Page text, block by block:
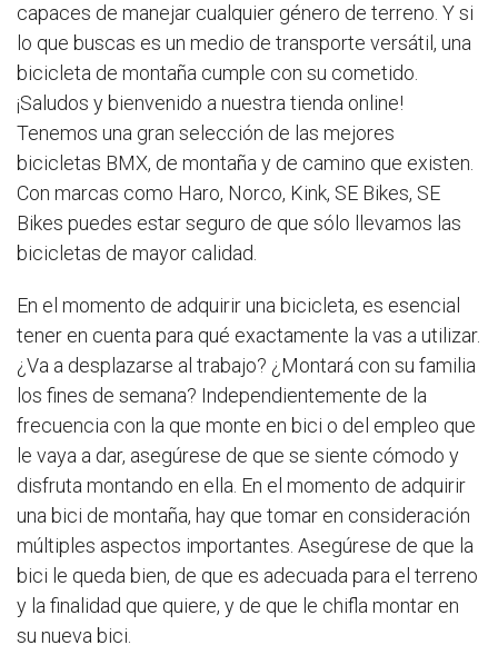
capaces de manejar cualquier género de terreno. Y si
lo que buscas es un medio de transporte versátil, una
bicicleta de montaña cumple con su cometido.
¡Saludos y bienvenido a nuestra tienda online!
Tenemos una gran selección de las mejores
bicicletas BMX, de montaña y de camino que existen.
Con marcas como Haro, Norco, Kink, SE Bikes, SE
Bikes puedes estar seguro de que sólo llevamos las
bicicletas de mayor calidad.
En el momento de adquirir una bicicleta, es esencial
tener en cuenta para qué exactamente la vas a utilizar.
¿Va a desplazarse al trabajo? ¿Montará con su familia
los fines de semana? Independientemente de la
frecuencia con la que monte en bici o del empleo que
le vaya a dar, asegúrese de que se siente cómodo y
disfruta montando en ella. En el momento de adquirir
una bici de montaña, hay que tomar en consideración
múltiples aspectos importantes. Asegúrese de que la
bici le queda bien, de que es adecuada para el terreno
y la finalidad que quiere, y de que le chifla montar en
su nueva bici.